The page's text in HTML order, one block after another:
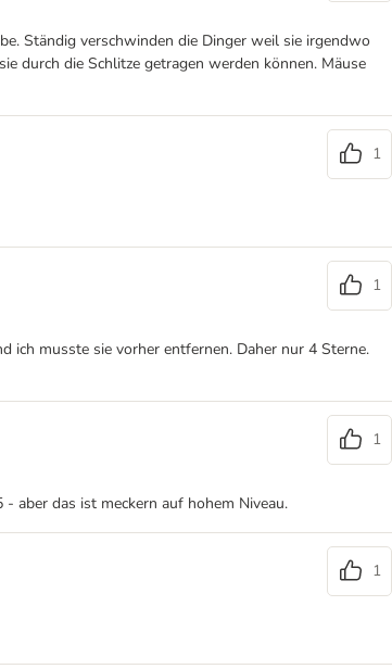
Ständig verschwinden die Dinger weil sie irgendwo
durch die Schlitze getragen werden können. Mäuse
1
1
ich musste sie vorher entfernen. Daher nur 4 Sterne.
1
aber das ist meckern auf hohem Niveau.
1